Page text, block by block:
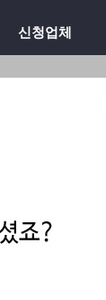
신청업체